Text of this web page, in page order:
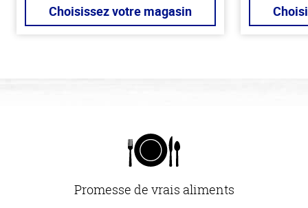
Choisissez votre magasin
Promesse de vrais aliments